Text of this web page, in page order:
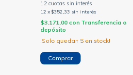
12 x$352,33 sin interés
$3.171,00 con Transferencia o
depósito
¡Solo quedan 5 en stock!
Comprar